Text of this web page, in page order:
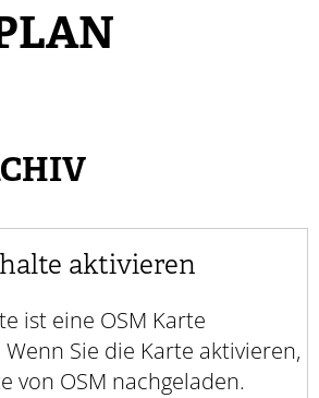
aktivieren
ist eine OSM Karte
Sie die Karte aktivieren,
von OSM nachgeladen.